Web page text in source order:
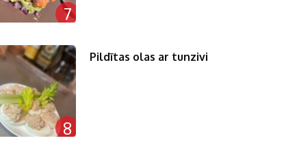
7
8
Pildītas olas ar tunzivi